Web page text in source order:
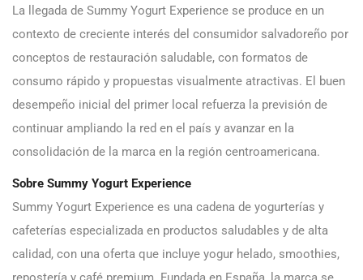
La llegada de Summy Yogurt Experience se produce en un
contexto de creciente interés del consumidor salvadoreño por
conceptos de restauración saludable, con formatos de
consumo rápido y propuestas visualmente atractivas. El buen
desempeño inicial del primer local refuerza la previsión de
continuar ampliando la red en el país y avanzar en la
consolidación de la marca en la región centroamericana.
Sobre Summy Yogurt Experience
Summy Yogurt Experience es una cadena de yogurterías y
cafeterías especializada en productos saludables y de alta
calidad, con una oferta que incluye yogur helado, smoothies,